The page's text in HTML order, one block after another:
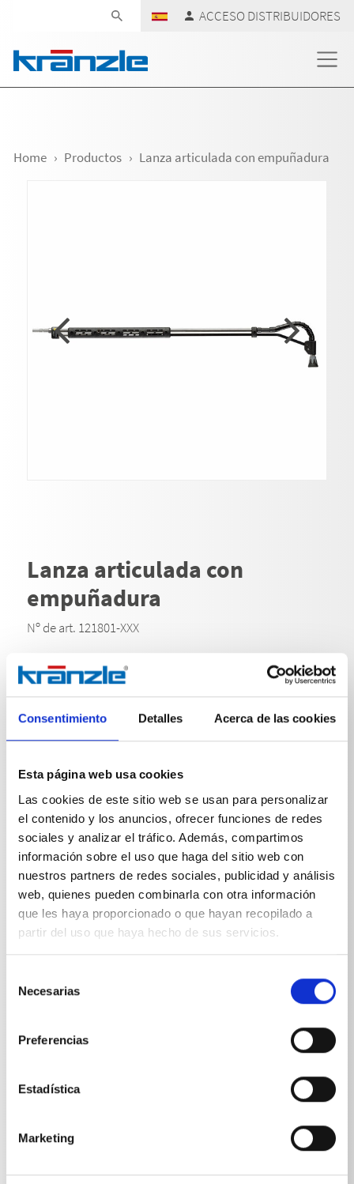
Consentimiento Detalles Acerca de las cookies
Esta página web usa cookies
Las cookies de este sitio web se usan para personalizar
el contenido y los anuncios, ofrecer funciones de redes
sociales y analizar el tráfico. Además, compartimos
información sobre el uso que haga del sitio web con
nuestros partners de redes sociales, publicidad y análisis
web, quienes pueden combinarla con otra información
que les haya proporcionado o que hayan recopilado a
partir del uso que haya hecho de sus servicios.
Necesarias
Preferencias
Estadística
Marketing
ACCESO DISTRIBUIDORES
Home Productos Lanza articulada con empuñadura
Lanza articulada con
empuñadura
Nº de art. 121801-XXX
La lanza acodada con ángulo de flexión ajustable es
una herramienta versátil para la limpieza de lugares o
adaptabilidad continua del ángulo de flexión, que
permite al usuario orientar el chorro de pulverización
cambiar de posición. Esto facilita la limpieza de
acceso. El ajuste flexible contribuye de manera
significativa a aumentar la eficiencia del trabajo y a
reducir el esfuerzo físico.La boquilla de alta presión
debe pedirse por separado.